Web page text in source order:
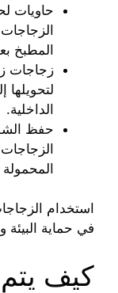
حاويات
المطبخ
زجاجات
لتحويلها
الداخلية.
حفظ
المحمولة
استخدام
في حماية البيئة
كيف